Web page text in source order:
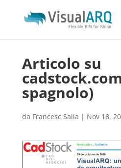
Articolo su
spagnolo)
da Francesc Salla | Nov 18,